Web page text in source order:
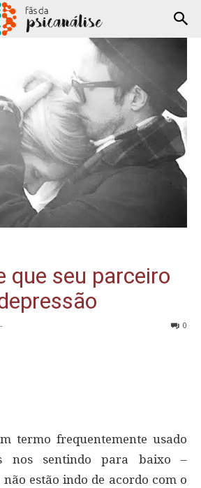
que seu parceiro
- 0
termo frequentemente usado
nos sentindo para baixo –
não estão indo de acordo com o